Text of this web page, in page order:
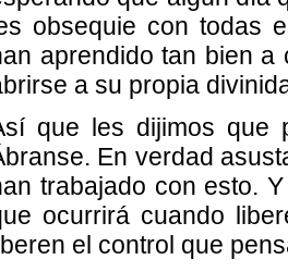
obsequie con todas
aprendido tan bien a
a su propia
que les dijimos que
En verdad
trabajado con esto.
ocurrirá cuando
el control que